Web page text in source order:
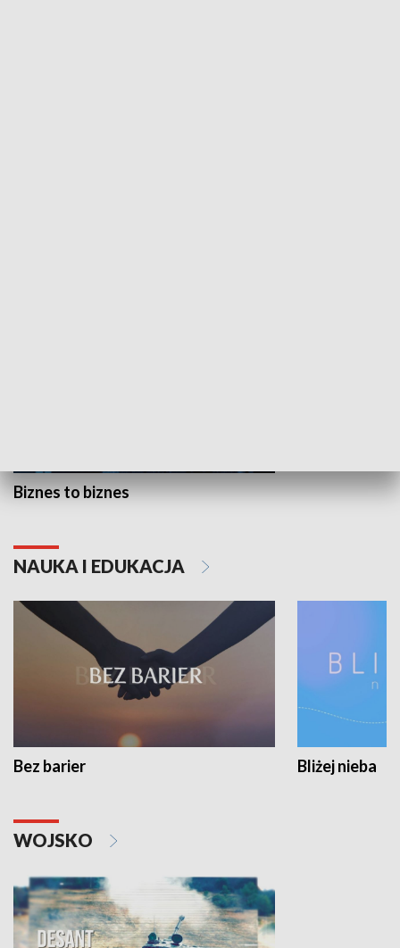
Biznes to biznes
NAUKA I EDUKACJA
Bez barier Bliżej nieba
WOJSKO